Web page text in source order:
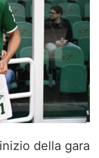
della gara